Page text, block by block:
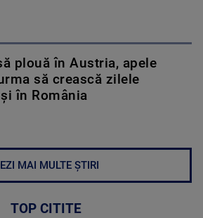
plouă în Austria, apele
să crească zilele
în România
MAI MULTE ȘTIRI
TOP CITITE